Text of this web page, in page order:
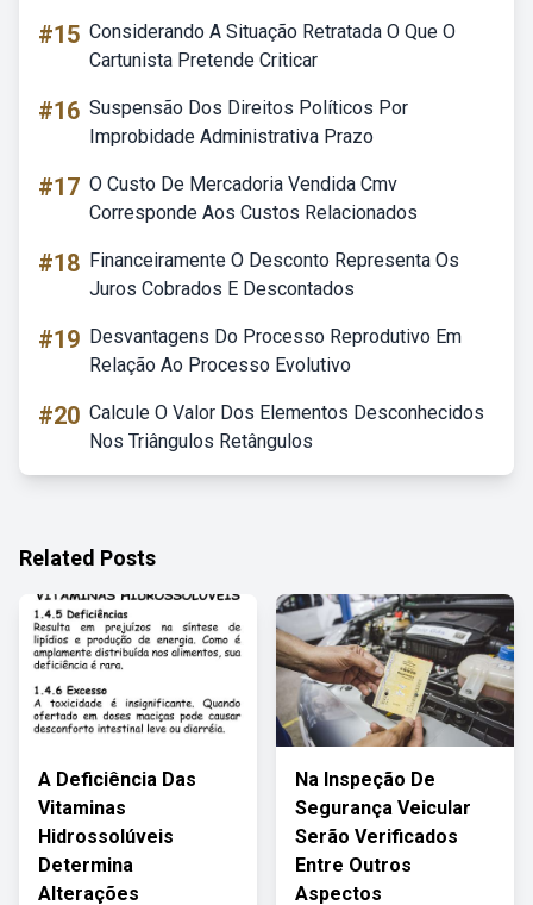
#15 Considerando A Situação Retratada O Que O
Cartunista Pretende Criticar
#16 Suspensão Dos Direitos Políticos Por
Improbidade Administrativa Prazo
#17 O Custo De Mercadoria Vendida Cmv
Corresponde Aos Custos Relacionados
#18 Financeiramente O Desconto Representa Os
Juros Cobrados E Descontados
#19 Desvantagens Do Processo Reprodutivo Em
Relação Ao Processo Evolutivo
#20 Calcule O Valor Dos Elementos Desconhecidos
Nos Triângulos Retângulos
Related Posts
A Deficiência Das
Vitaminas
Hidrossolúveis
Determina
Alterações
Na Inspeção De
Segurança Veicular
Serão Verificados
Entre Outros
Aspectos